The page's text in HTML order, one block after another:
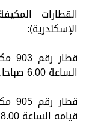
القطارات
الإسكندرية):
الساعة 6.00 صباحا.
قيامه الساعة 8.00 صباحا.